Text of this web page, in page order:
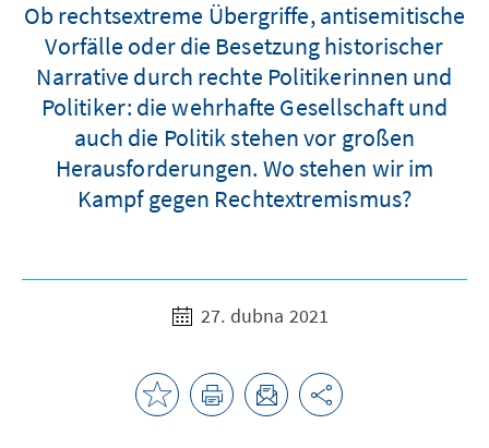
Ob rechtsextreme Übergriffe, antisemitische
Vorfälle oder die Besetzung historischer
Narrative durch rechte Politikerinnen und
Politiker: die wehrhafte Gesellschaft und
auch die Politik stehen vor großen
Herausforderungen. Wo stehen wir im
Kampf gegen Rechtextremismus?
27. dubna 2021